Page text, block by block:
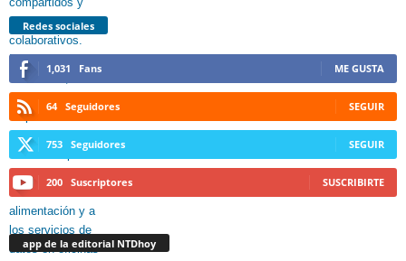
Redes sociales
1,031 Fans ME GUSTA
64 Seguidores SEGUIR
753 Seguidores SEGUIR
200 Suscriptores SUSCRIBIRTE
app de la editorial NTDhoy